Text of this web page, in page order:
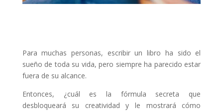
Para muchas personas, escribir un libro ha sido el
sueño de toda su vida, pero siempre ha parecido estar
fuera de su alcance.
Entonces, ¿cuál es la fórmula secreta que
desbloqueará su creatividad y le mostrará cómo